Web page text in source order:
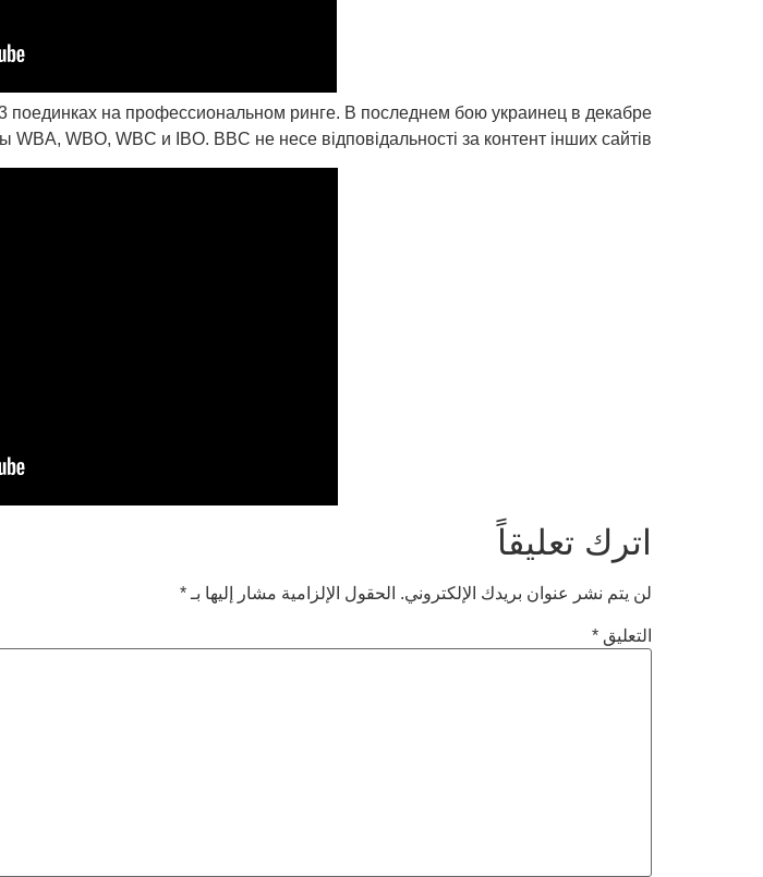
поединках на профессиональном ринге. В последнем бою украинец в декабре
WBO, WBC и IBO. BBC не несе відповідальності за контент інших сайтів.
اترك تعليقاً
لن يتم نشر عنوان بريدك الإلكتروني. الحقول الإلزامية مشار إليها بـ *
التعليق *